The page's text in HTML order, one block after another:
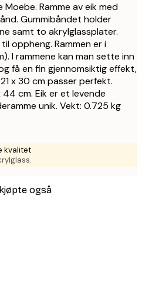
Ramme av eik med
Gummibåndet holder
samt to akrylglassplater.
oppheng. Rammen er i
I rammene kan man sette inn
få en fin gjennomsiktig effekt,
x 30 cm passer perfekt.
cm. Eik er et levende
unik. Vekt: 0.725 kg
kvalitet
også